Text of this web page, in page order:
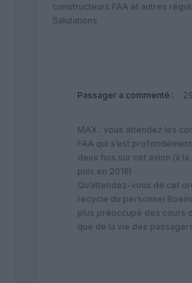
constructeurs FAA et autres
Salutations
Passager a commenté :
MAX : vous attendez les
FAA qui s’est
deux fois sur cet avion (à la
puis en 2018)
Qu’attendez-vous de cet
recycle du personnel
plus préoccupé des cours
que de la vie des